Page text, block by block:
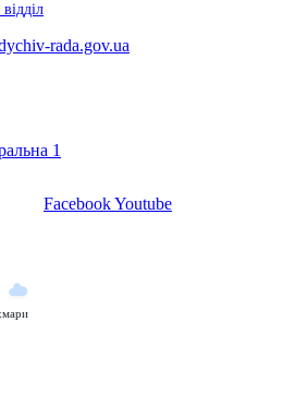
rada.gov.ua
1
FacebookYoutube